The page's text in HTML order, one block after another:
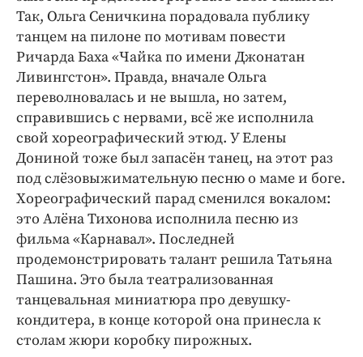
Так, Ольга Сеничкина порадовала публику
танцем на пилоне по мотивам повести
Ричарда Баха «Чайка по имени Джонатан
Ливингстон». Правда, вначале Ольга
переволновалась и не вышла, но затем,
справившись с нервами, всё же исполнила
свой хореографический этюд. У Елены
Дониной тоже был запасён танец, на этот раз
под слёзовыжимательную песню о маме и боге.
Хореографический парад сменился вокалом:
это Алёна Тихонова исполнила песню из
фильма «Карнавал». Последней
продемонстрировать талант решила Татьяна
Пашина. Это была театрализованная
танцевальная миниатюра про девушку-
кондитера, в конце которой она принесла к
столам жюри коробку пирожных.